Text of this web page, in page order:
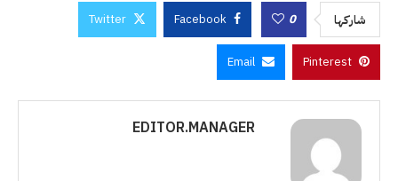
شاركها 0
Facebook
Twitter
Pinterest
Email
EDITOR.MANAGER